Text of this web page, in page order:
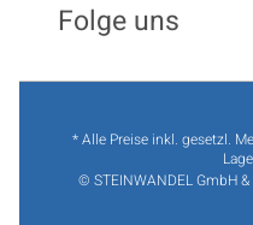
Folge uns
* Alle Preise inkl. gesetzl.
© STEINWANDEL GmbH